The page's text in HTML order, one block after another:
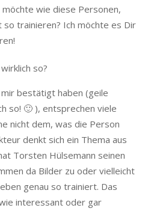
wie diese Personen,
so trainieren? Ich möchte es Dir
so?
bestätigt haben (geile
so! 🙂 ), entsprechen viele
nicht dem, was die Person
denkt sich ein Thema aus
Torsten Hülsemann seinen
da Bilder zu oder vielleicht
genau so trainiert. Das
interessant oder gar